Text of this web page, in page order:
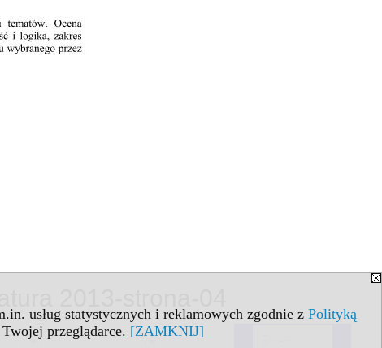
usług statystycznych i reklamowych zgodnie z Polityką
przeglądarce. [ZAMKNIJ]